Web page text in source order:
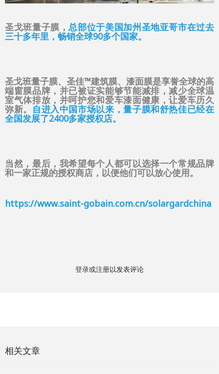
圣戈班量子膜，总部位于美国加州圣地亚哥市在过去
三十多年里，畅销全球90多个国家。
圣戈班量子膜、圣佳™建筑膜、漆面膜是享誉全球的高
端窗膜品牌，并已被证实能够节能减排，减少全球温
室气体排放，并呵护您和爱车漆面健康，让爱车历久
弥新。 自进入中国市场以来，量子膜和舒热佳已经在
全国发展了2400多家授权店。
当然，最后，我希望每个人都可以选择一个常规品牌
和一家正规的授权商店，以便他们可以放心使用。
https://www.saint-gobain.com.cn/solargardchina
登录或注册以发表评论
相关文章